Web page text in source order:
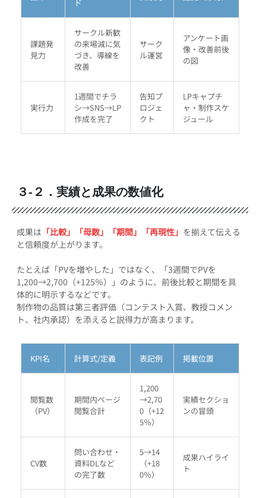
ド
課題発
見力
サークル新歓
の来場減に気
づき、導線を
改善
サーク
ル運営
アンケート画
像・改善前後
の図
実行力
1週間でチラ
シ→SNS→LP
作成を完了
告知プ
ロジェ
クト
LPキャプチ
ャ・制作スケ
ジュール
３-２．実績と成果の数値化
成果は 「比較」「母数」「期間」「再現性」 を揃えて伝える
と信頼度が上がります。
たとえば「PVを増やした」ではなく、「3週間でPVを
1,200→2,700（+125％）」のように、前後比較と期間を具
体的に明示するなどです。
制作物の品質は第三者評価（コンテスト入賞、教授コメン
ト、社内承認）を添えると説得力が高まります。
KPI名 計算式/定義 表記例 掲載位置
閲覧数
（PV）
期間内ページ
閲覧合計
1,200
→2,70
0（+12
5％）
実績セクショ
ンの冒頭
CV数
問い合わせ・
資料DLなど
の完了数
5→14
（+18
0％）
成果ハイライ
ト